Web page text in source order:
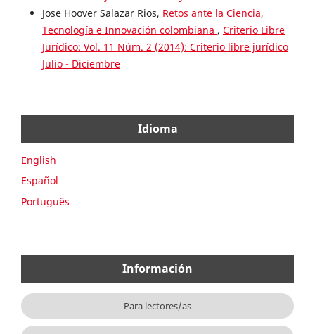
Jose Hoover Salazar Rios, Retos ante la Ciencia,
Tecnología e Innovación colombiana , Criterio Libre
Jurídico: Vol. 11 Núm. 2 (2014): Criterio libre jurídico
Julio - Diciembre
Idioma
English
Español
Português
Información
Para lectores/as